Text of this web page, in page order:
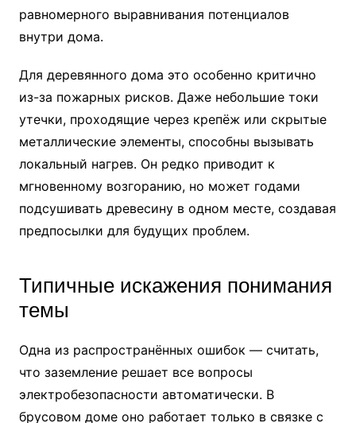
равномерного выравнивания потенциалов
внутри дома.
Для деревянного дома это особенно критично
из-за пожарных рисков. Даже небольшие токи
утечки, проходящие через крепёж или скрытые
металлические элементы, способны вызывать
локальный нагрев. Он редко приводит к
мгновенному возгоранию, но может годами
подсушивать древесину в одном месте, создавая
предпосылки для будущих проблем.
Типичные искажения понимания
темы
Одна из распространённых ошибок — считать,
что заземление решает все вопросы
электробезопасности автоматически. В
брусовом доме оно работает только в связке с